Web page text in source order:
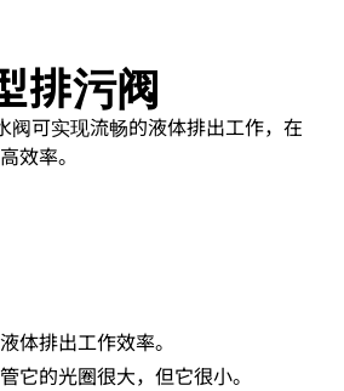
排污阀
阀可实现流畅的液体排出工作，在
效率。
体排出工作效率。
它的光圈很大，但它很小。